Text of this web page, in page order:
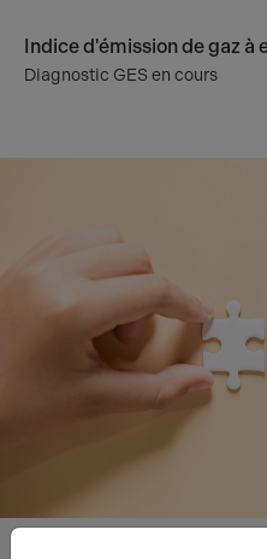
Indice d'émission de gaz à
Diagnostic GES en cours